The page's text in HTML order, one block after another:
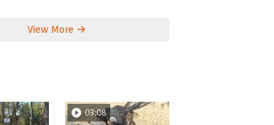
View More
03:08